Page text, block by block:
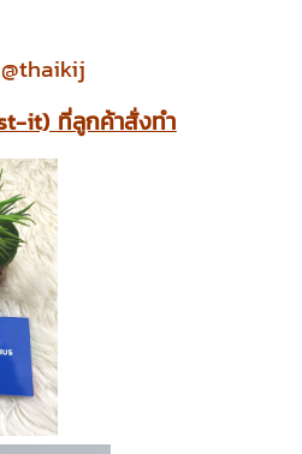
it) ที่ลูกค้าสั่งทำ